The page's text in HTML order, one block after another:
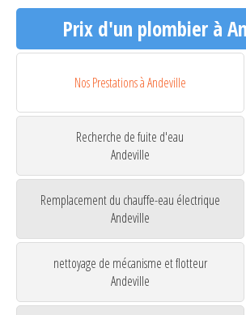
Prix d'un plombier à
Nos Prestations à Andeville
Recherche de fuite d'eau
Andeville
Remplacement du chauffe-eau électrique
Andeville
nettoyage de mécanisme et flotteur
Andeville